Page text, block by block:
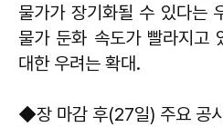
물가가 장기화될 수 있다는
물가 둔화 속도가 빨라지고
대한 우려는 확대.
◆장 마감 후(27일) 주요 공시